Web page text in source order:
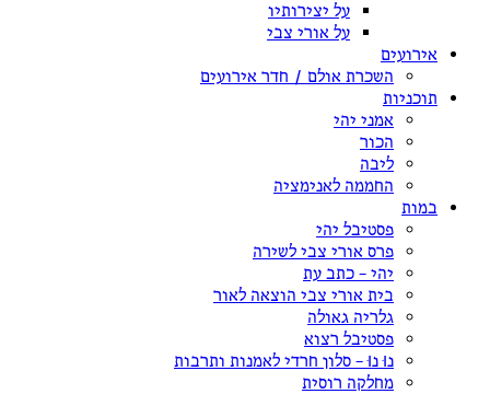
על יצירותיו
על אורי צבי
אירועים
השכרת אולם / חדר אירועים
תוכניות
אמני יהי
הכור
ליבה
החממה לאנימציה
במות
פסטיבל יהי
פרס אורי צבי לשירה
יהי – כתב עת
בית אורי צבי הוצאה לאור
גלריה גאולה
פסטיבל רצוא
נוּ נוּ – סלון חרדי לאמנות ותרבות
מחלקה רוסית